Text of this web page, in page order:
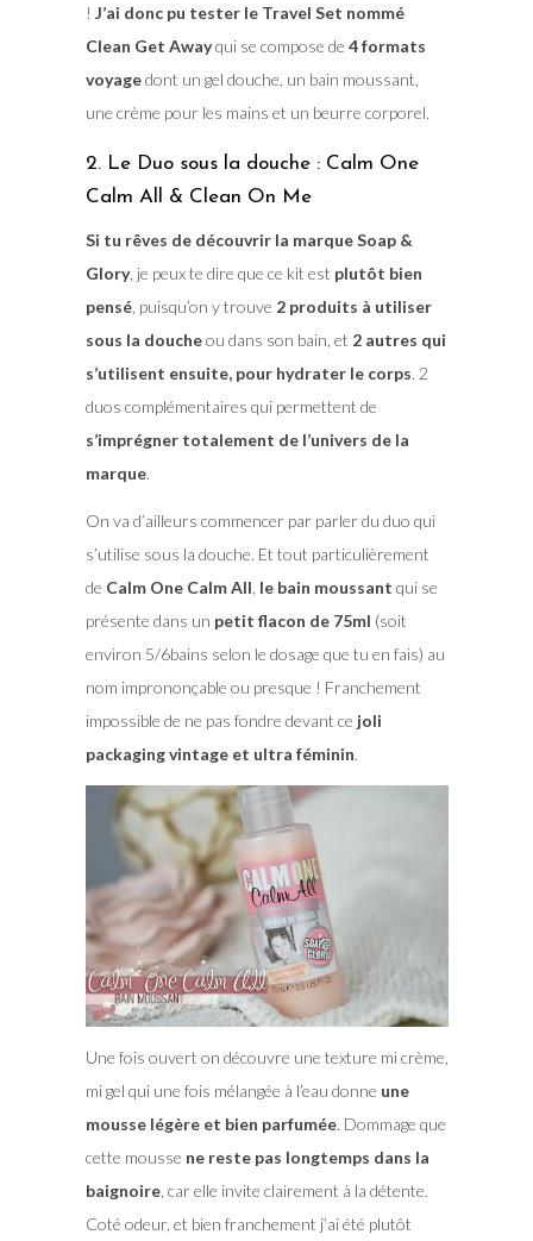
! J’ai donc pu tester le Travel Set nommé
Clean Get Awayqui se compose de 4 formats
voyagedont un gel douche, un bain moussant,
une crème pour les mains et un beurre corporel.
2. Le Duo sous la douche : Calm One
Calm All & Clean On Me
Si tu rêves de découvrir la marque Soap &
Glory, je peux te dire que ce kit est plutôt bien
pensé, puisqu’on y trouve 2 produits à utiliser
sous la doucheou dans son bain, et 2 autres qui
s’utilisent ensuite, pour hydrater le corps. 2
duos complémentaires qui permettent de
s’imprégner totalement de l’univers de la
marque.
On va d’ailleurs commencer par parler du duo qui
s’utilise sous la douche. Et tout particulièrement
de Calm One Calm All le bain moussant qui se
présente dans un petit flacon de 75ml (soit
environ 5/6bains selon le dosage que tu en fais) au
nom imprononçable ou presque ! Franchement
impossible de ne pas fondre devant ce joli
packaging vintage et ultra féminin.
Une fois ouvert on découvre une texture mi crème,
mi gel qui une fois mélangée à l’eau donne une
mousse légère et bien parfumée. Dommage que
cette mousse ne reste pas longtemps dans la
baignoire, car elle invite clairement à la détente.
Coté odeur, et bien franchement j’ai été plutôt